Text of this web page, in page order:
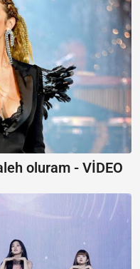
oluram - VİDEO